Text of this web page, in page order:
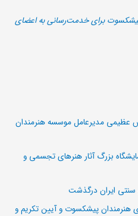
برای خدمت‌رسانی به اعضای
عظیمی مدیرعامل موسسه هنرمندان
بزرگ آثار هنرهای تجسمی و
ایران درگذشت
هنرمندان پیشکسوت و آیین تکریم و